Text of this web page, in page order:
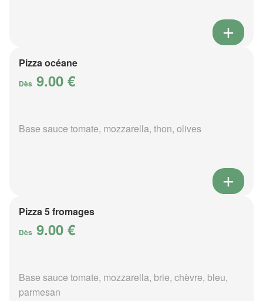
Pizza océane
Dès 9.00 €
Base sauce tomate, mozzarella, thon, olives
Pizza 5 fromages
Dès 9.00 €
Base sauce tomate, mozzarella, brie, chèvre, bleu,
parmesan